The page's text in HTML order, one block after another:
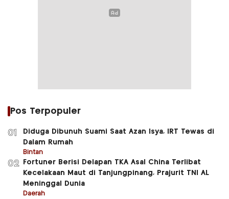
Pos Terpopuler
01
Diduga Dibunuh Suami Saat Azan Isya, IRT Tewas di
Dalam Rumah
Bintan
02
Fortuner Berisi Delapan TKA Asal China Terlibat
Kecelakaan Maut di Tanjungpinang, Prajurit TNI AL
Meninggal Dunia
Daerah